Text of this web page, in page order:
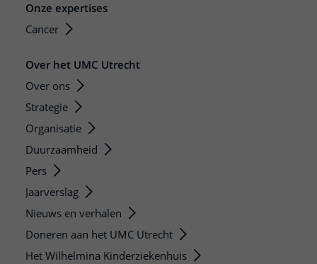
Onze expertises
Cancer
Over het UMC Utrecht
Over ons
Strategie
Organisatie
Duurzaamheid
Pers
Jaarverslag
Nieuws en verhalen
Doneren aan het UMC Utrecht
Het Wilhelmina Kinderziekenhuis